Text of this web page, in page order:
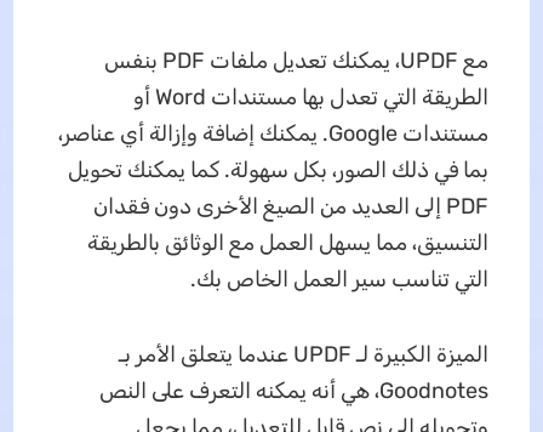
مع UPDF، يمكنك تعديل ملفات PDF بنفس
الطريقة التي تعدل بها مستندات Word أو
مستندات Google. يمكنك إضافة وإزالة أي عناصر،
بما في ذلك الصور، بكل سهولة. كما يمكنك تحويل
PDF إلى العديد من الصيغ الأخرى دون فقدان
التنسيق، مما يسهل العمل مع الوثائق بالطريقة
التي تناسب سير العمل الخاص بك.
الميزة الكبيرة لـ UPDF عندما يتعلق الأمر بـ
Goodnotes، هي أنه يمكنه التعرف على النص